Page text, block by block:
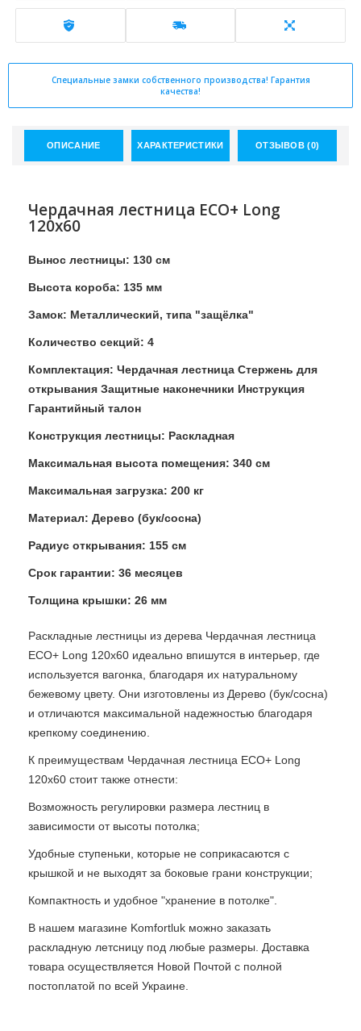
Специальные замки собственного производства! Гарантия
качества!
ОПИСАНИЕ ХАРАКТЕРИСТИКИ ОТЗЫВОВ (0)
Чердачная лестница ECO+ Long
120х60
Вынос лестницы: 130 см
Высота короба: 135 мм
Замок: Металлический, типа "защёлка"
Количество секций: 4
Комплектация: Чердачная лестница Стержень для
открывания Защитные наконечники Инструкция
Гарантийный талон
Конструкция лестницы: Раскладная
Максимальная высота помещения: 340 см
Максимальная загрузка: 200 кг
Материал: Дерево (бук/сосна)
Радиус открывания: 155 см
Срок гарантии: 36 месяцев
Толщина крышки: 26 мм
Раскладные лестницы из дерева Чердачная лестница
ECO+ Long 120х60 идеально впишутся в интерьер, где
используется вагонка, благодаря их натуральному
бежевому цвету. Они изготовлены из Дерево (бук/сосна)
и отличаются максимальной надежностью благодаря
крепкому соединению.
К преимуществам Чердачная лестница ECO+ Long
120х60 стоит также отнести:
Возможность регулировки размера лестниц в
зависимости от высоты потолка;
Удобные ступеньки, которые не соприкасаются с
крышкой и не выходят за боковые грани конструкции;
Компактность и удобное "хранение в потолке".
В нашем магазине Komfortluk можно заказать
раскладную летсницу под любые размеры. Доставка
товара осуществляется Новой Почтой с полной
постоплатой по всей Украине.